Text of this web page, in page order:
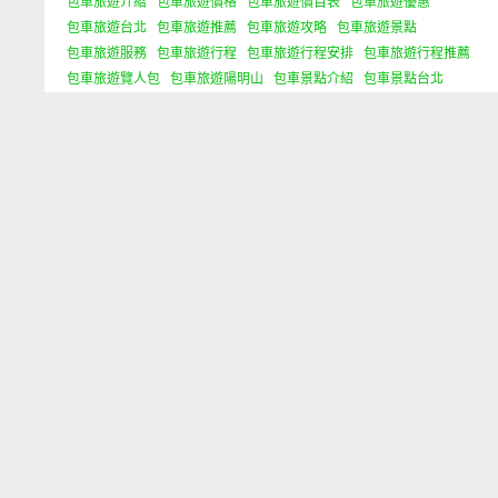
包車旅遊台北
包車旅遊推薦 包車旅遊攻略
包車旅遊景點
包車旅遊服務
包車旅遊行程 包車旅遊行程安排
包車旅遊行程推薦
包車旅遊覽人包
包車旅遊陽明山 包車景點介紹 包車景點台北